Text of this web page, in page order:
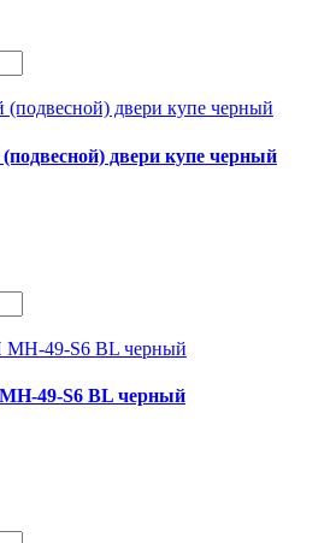
двери купе черный
49-S6 BL черный